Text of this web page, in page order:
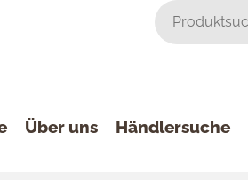
Über uns Händlersuche